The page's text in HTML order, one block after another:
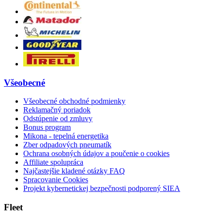
Všeobecné
Všeobecné obchodné podmienky
Reklamačný poriadok
Odstúpenie od zmluvy
Bonus program
Mikona - tepelná energetika
Zber odpadových pneumatík
Ochrana osobných údajov a poučenie o cookies
Affiliate spolupráca
Najčastejšie kladené otázky FAQ
Spracovanie Cookies
Projekt kybernetickej bezpečnosti podporený SIEA
Fleet